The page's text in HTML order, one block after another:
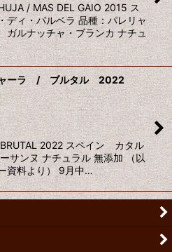
/ MAS DEL GAIO 2015 ス
ィ・バルベラ 品種：パレリャ
ルナッチャ・ブランカ ナチュ
ャーラ / ブルタル 2022
2022 スペイン カタル
サンヌ ナチュラル 無添加 （以
資料より） 9月中…